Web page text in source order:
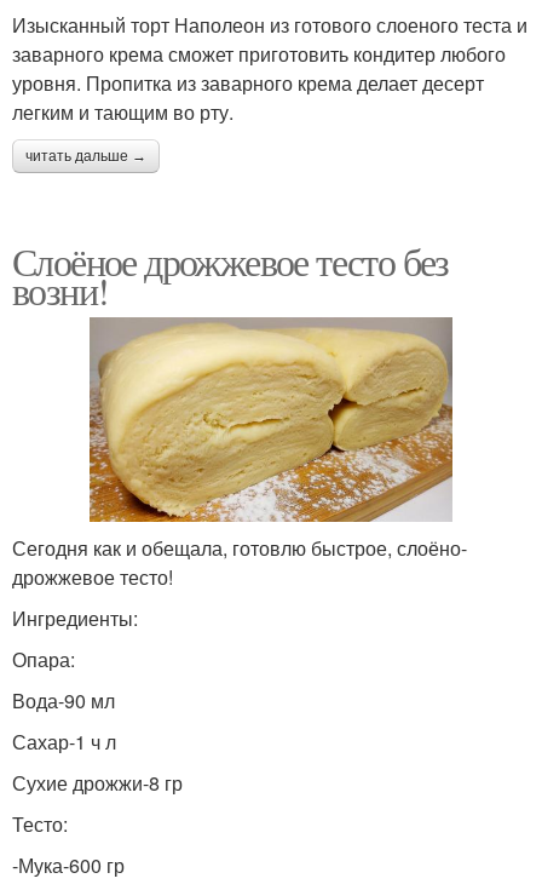
Изысканный торт Наполеон из готового слоеного теста и
заварного крема сможет приготовить кондитер любого
уровня. Пропитка из заварного крема делает десерт
легким и тающим во рту.
читать дальше →
Слоёное дрожжевое тесто без
возни!
Сегодня как и обещала, готовлю быстрое, слоёно-
дрожжевое тесто!
Ингредиенты:
Опара:
Вода-90 мл
Сахар-1 ч л
Сухие дрожжи-8 гр
Тесто:
-Мука-600 гр